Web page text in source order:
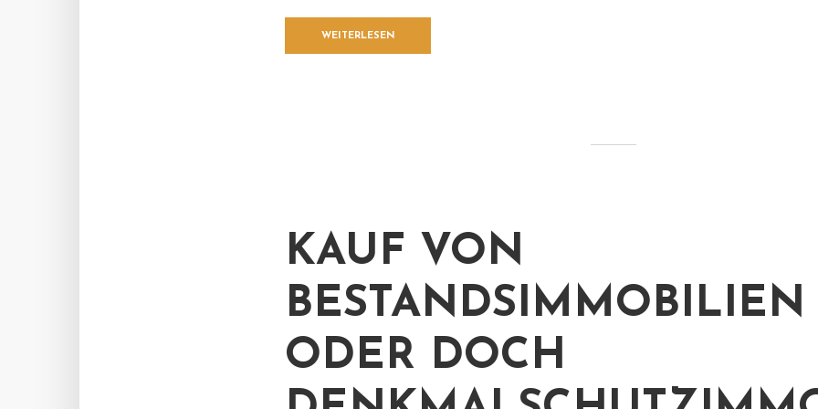
WEITERLESEN
KAUF VON
BESTANDSIMMOBILIEN
ODER DOCH